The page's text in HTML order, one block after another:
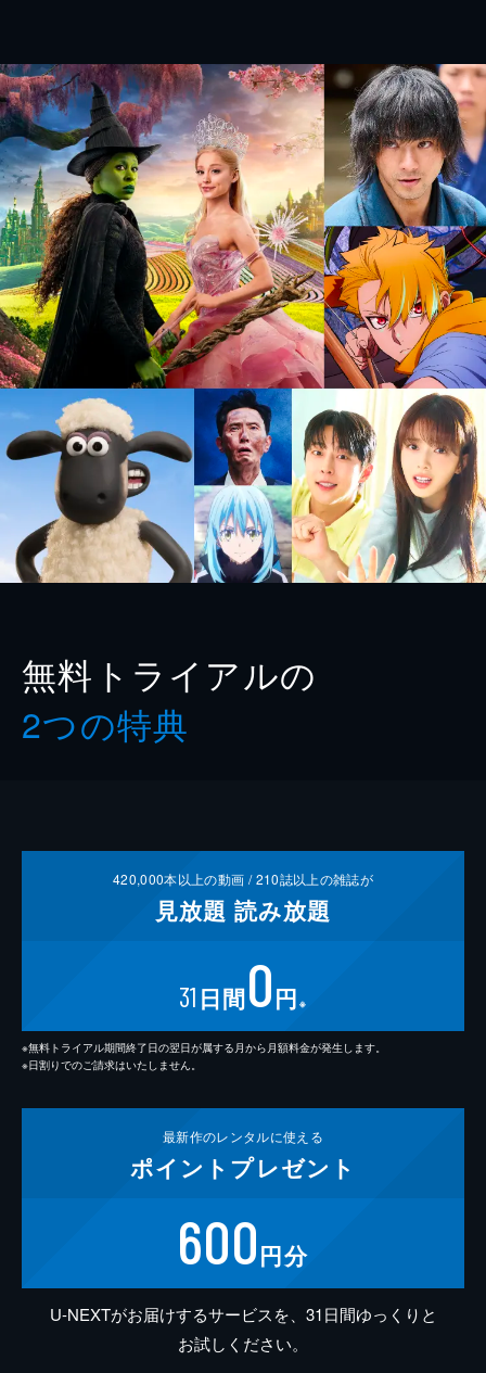
無料トライアルの
2つの特典
420,000本以上の動画 /210誌以上の雑誌が
見放題 読み放題
31 日間0円 ※
※無料トライアル期間終了日の翌日が属する月から月額料金が発生します。
※日割りでのご請求はいたしません。
最新作のレンタルに使える
ポイント プレゼント
600円分
U-NEXTがお届けするサービスを、31日間ゆっくりと
お試しください。